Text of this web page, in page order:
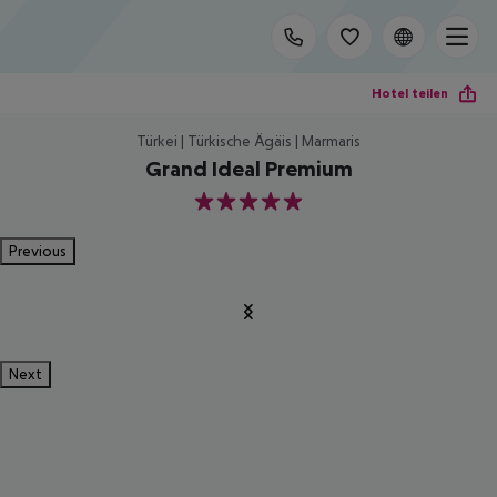
Hotel teilen
Türkei | Türkische Ägäis | Marmaris
Grand Ideal Premium
5
Previous
Next